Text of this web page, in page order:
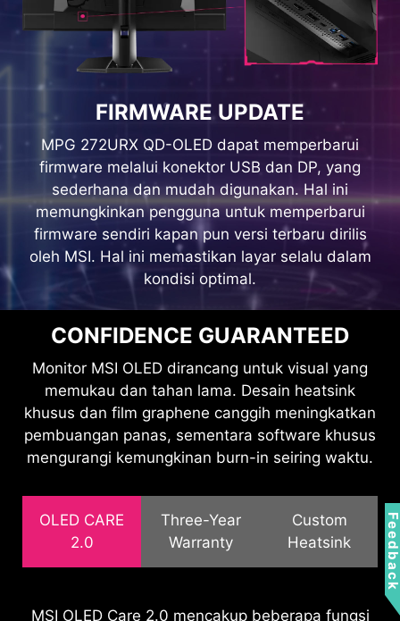
MYSTIC LIGHT
Menyediakan cahaya sekitar yang
lembut yang dapat dengan mudah
disinkronkan dengan produk game
berkemampuan Mystic Light
lainnya.
FIRMWARE UPDATE
MPG 272URX QD-OLED dapat memperbarui
firmware melalui konektor USB dan DP, yang
sederhana dan mudah digunakan. Hal ini
memungkinkan pengguna untuk memperbarui
firmware sendiri kapan pun versi terbaru dirilis
oleh MSI. Hal ini memastikan layar selalu dalam
kondisi optimal.
CONFIDENCE GUARANTEED
Monitor MSI OLED dirancang untuk visual yang
memukau dan tahan lama. Desain heatsink
khusus dan film graphene canggih meningkatkan
pembuangan panas, sementara software khusus
mengurangi kemungkinan burn-in seiring waktu.
OLED CARE
2.0
Three-Year
Warranty
Custom
Heatsink
MSI OLED Care 2.0 mencakup beberapa fungsi
MSI menyadari pentingnya menyediakan
Panel QD-OLED dilengkapi dengan film graphene